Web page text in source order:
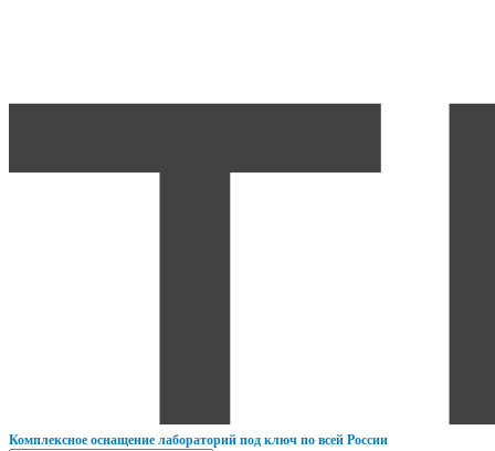
Комплексное оснащение лабораторий под ключ по всей России